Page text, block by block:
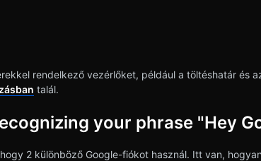
rendelkező vezérlőket, például a töltéshatár és
talál.
your phrase "Hey
2 különböző Google-fiókot használ. Itt van,